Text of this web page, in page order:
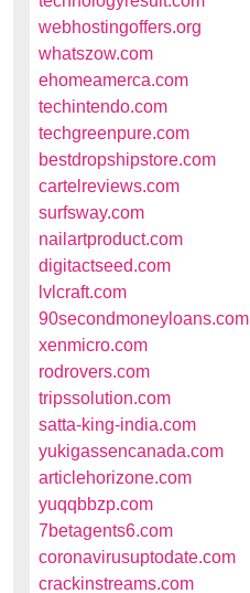
webhostingoffers.org
whatszow.com
ehomeamerca.com
techintendo.com
techgreenpure.com
bestdropshipstore.com
cartelreviews.com
surfsway.com
nailartproduct.com
digitactseed.com
lvlcraft.com
90secondmoneyloans.com
xenmicro.com
rodrovers.com
tripssolution.com
satta-king-india.com
yukigassencanada.com
articlehorizone.com
yuqqbbzp.com
7betagents6.com
coronavirusuptodate.com
crackinstreams.com